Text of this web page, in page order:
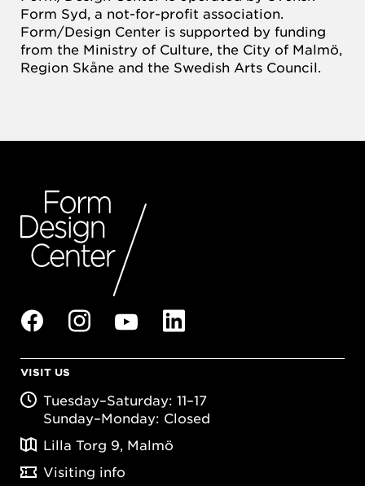
Form Syd, a not-for-profit association.
Form/Design Center is supported by funding
from the Ministry of Culture, the City of Malmö,
Region Skåne and the Swedish Arts Council.
VISIT US
Tuesday–Saturday: 11–17
Sunday–Monday: Closed
Lilla Torg 9, Malmö
Visiting info